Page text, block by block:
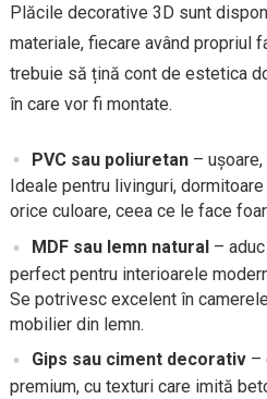
Plăcile decorative 3D sunt
materiale, fiecare având propriul
trebuie să țină cont de estetica
în care vor fi montate.
PVC sau poliuretan– ușoare,
Ideale pentru livinguri,
orice culoare, ceea ce le face
MDF sau lemn natural– aduc
perfect pentru interioarele
Se potrivesc excelent în
mobilier din lemn.
Gips sau ciment decorativ–
premium, cu texturi care imită